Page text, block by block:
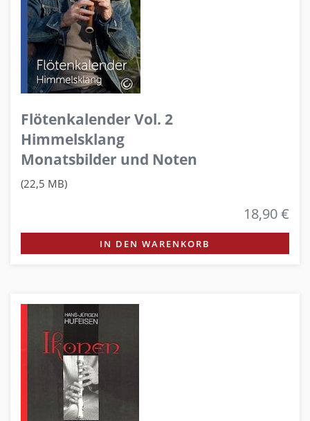
Flötenkalender Vol. 2
Himmelsklang
Monatsbilder und Noten
(22,5 MB)
18,90 €
IN DEN WARENKORB